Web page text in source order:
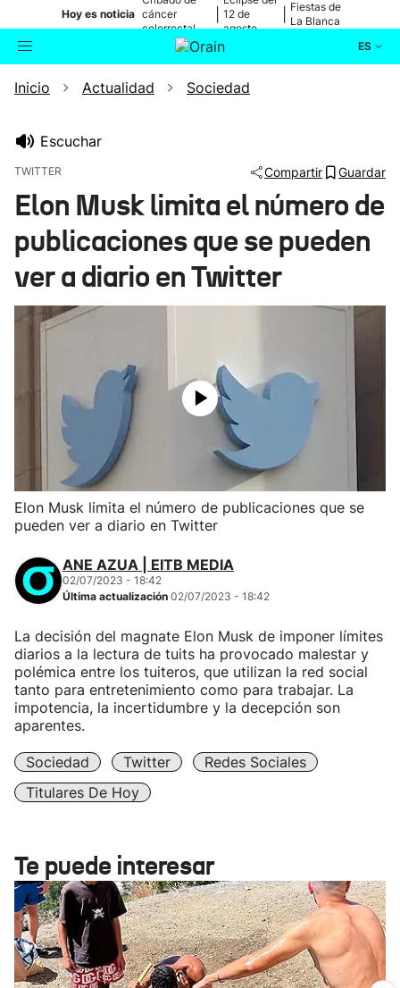
Hoy es noticia cáncer
colorrectal
12 de
agosto
Fiestas de
La Blanca
ES
Buscador Actualidad
Ikusmiran
Eguraldia
Inicio Actualidad Sociedad
Escuchar
TWITTER Compartir Guardar
Elon Musk limita el número de
publicaciones que se pueden
ver a diario en Twitter
Elon Musk limita el número de publicaciones que se
pueden ver a diario en Twitter
ANE AZUA | EITB MEDIA
02/07/2023 - 18:42
Última actualización 02/07/2023 - 18:42
La decisión del magnate Elon Musk de imponer límites
diarios a la lectura de tuits ha provocado malestar y
polémica entre los tuiteros, que utilizan la red social
tanto para entretenimiento como para trabajar. La
impotencia, la incertidumbre y la decepción son
aparentes.
Sociedad Twitter
Redes Sociales
Titulares De Hoy
Te puede interesar